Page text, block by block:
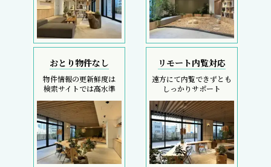
おとり物件なし
物件情報の更新鮮度は
検索サイトでは高水準
リモート内覧対応
遠方にて内覧できずとも
しっかりサポート